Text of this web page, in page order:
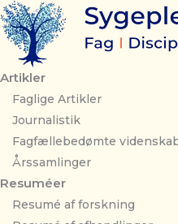
Gå
til
indholdet
Artikler
Faglige Artikler
Journalistik
Fagfællebedømte
Årssamlinger
Resuméer
Resumé af forskning